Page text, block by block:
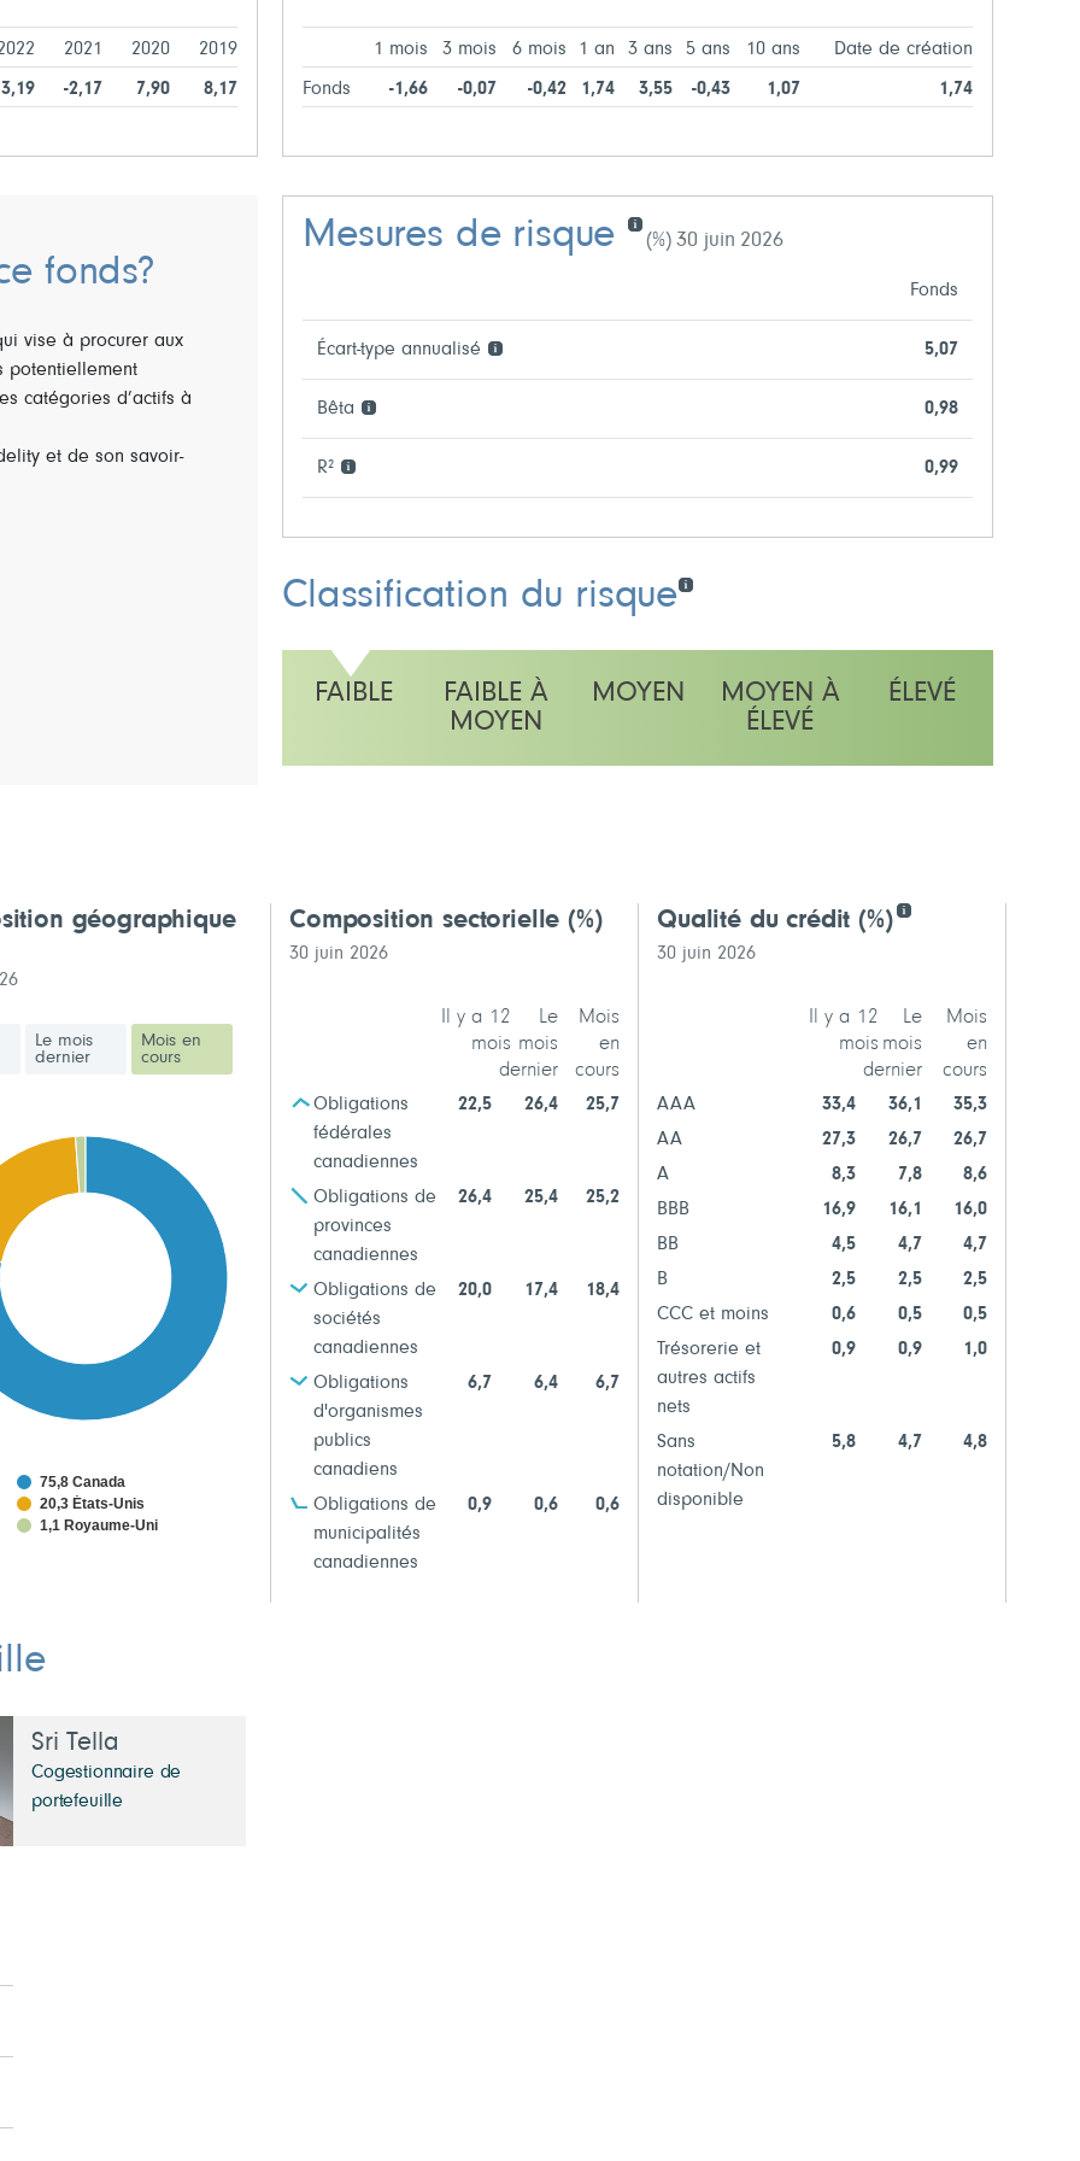
2021 2020 2019
-2,17 7,90 8,17
1 mois 3 mois 6 mois 1 an 3 ans 5 ans 10 ans Date de création
Fonds -1,66 -0,07 -0,42 1,74 3,55 -0,43 1,07 1,74
fonds?
vise à procurer aux
potentiellement
catégories d’actifs à
et de son savoir-
Mesures de risque (%) 30 juin 2026
Fonds
Écart-type annualisé 5,07
Bêta 0,98
R² 0,99
Classification du risque
FAIBLE
FAIBLE À
MOYEN
MOYEN
MOYEN À
ÉLEVÉ
ÉLEVÉ
géographique
Le mois
dernier
Mois en
cours
75,8 Canada
20,3 États-Unis
1,1 Royaume-Uni
Composition sectorielle(%)
30 juin 2026
Il y a 12
mois
Le
mois
dernier
Mois
en
cours
Obligations
fédérales
canadiennes
22,5 26,4 25,7
Obligations de
provinces
canadiennes
26,4 25,4 25,2
Obligations de
sociétés
canadiennes
20,0 17,4 18,4
Obligations
d'organismes
publics
canadiens
6,7 6,4 6,7
Obligations de
municipalités
canadiennes
0,9 0,6 0,6
Qualité du crédit(%)
30 juin 2026
Il y a 12
mois
Le
mois
dernier
Mois
en
cours
AAA 33,4 36,1
35,3
AA
27,3 26,7
26,7
A
8,3 7,8
8,6
BBB
16,9 16,1
16,0
BB
4,5 4,7
4,7
B
2,5 2,5
2,5
CCC et moins
0,6 0,5
0,5
Trésorerie et
autres actifs
nets
0,9 0,9 1,0
Sans
notation/Non
disponible
5,8 4,7 4,8
Sri Tella
Cogestionnaire de
portefeuille